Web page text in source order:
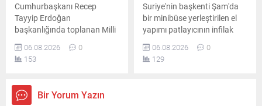
Cumhurbaşkanı Recep
Tayyip Erdoğan
başkanlığında toplanan Milli
Güvenlik Kurulu'nun
ardından yayımlanan
bildiride, "Terörsüz Türkiye"
hedeflerine yönelik
çalışmaların kararlılıkla
06.08.2026
0
153
Suriye'nin başkenti Şam'da
bir minibüse yerleştirilen el
yapımı patlayıcının infilak
etmesi sonucu ölü ve
yaralıların olduğu bildirildi.
Saldırının Ceramana
06.08.2026
0
129
Bir Yorum Yazın